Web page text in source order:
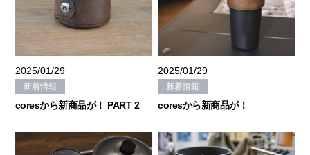
2025/01/29
新着情報
coresから新商品が！ PART 2
2025/01/29
新着情報
coresから新商品が！